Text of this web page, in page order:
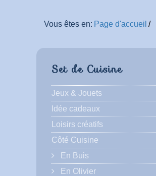
Vous êtes en: Page d'accueil
Set de Cuisine
Jeux & Jouets
Idée cadeaux
Loisirs créatifs
Côté Cuisine
En Buis
En Olivier